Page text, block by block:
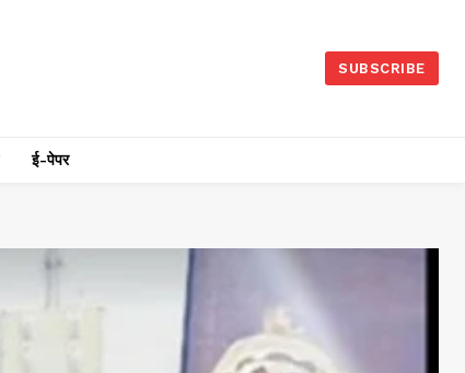
SUBSCRIBE
ई-पेपर